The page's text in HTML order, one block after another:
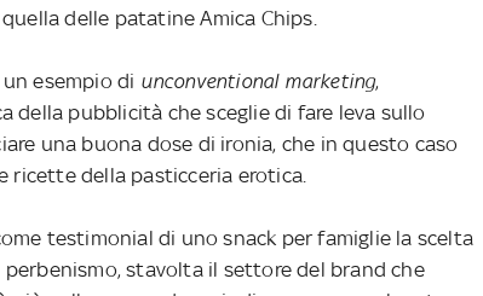
delle patatine Amica Chips.
esempio di unconventional marketing,
della pubblicità che sceglie di fare leva sullo
una buona dose di ironia, che in questo caso
ricette della pasticceria erotica.
testimonial di uno snack per famiglie la scelta
stavolta il settore del brand che